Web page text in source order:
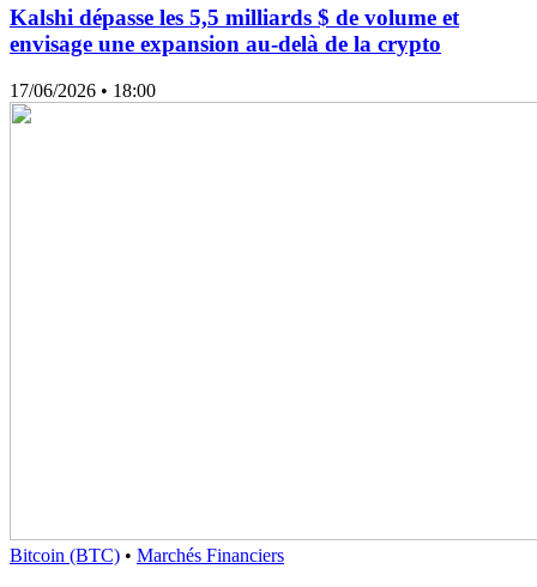
Kalshi dépasse les 5,5 milliards $ de volume et
envisage une expansion au-delà de la crypto
17/06/2026 • 18:00
Bitcoin (BTC) • Marchés Financiers